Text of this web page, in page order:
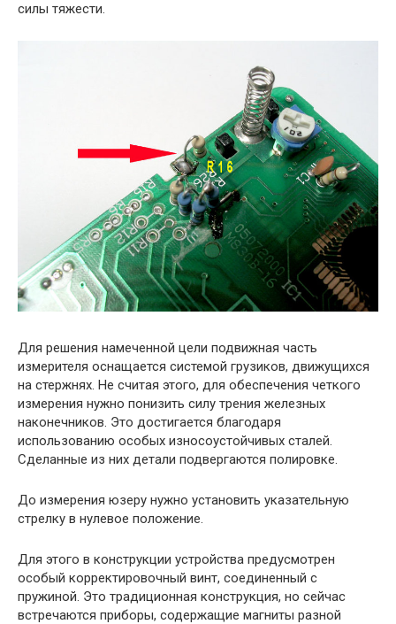
силы тяжести.
Для решения намеченной цели подвижная часть
измерителя оснащается системой грузиков, движущихся
на стержнях. Не считая этого, для обеспечения четкого
измерения нужно понизить силу трения железных
наконечников. Это достигается благодаря
использованию особых износоустойчивых сталей.
Сделанные из них детали подвергаются полировке.
До измерения юзеру нужно установить указательную
стрелку в нулевое положение.
Для этого в конструкции устройства предусмотрен
особый корректировочный винт, соединенный с
пружиной. Это традиционная конструкция, но сейчас
встречаются приборы, содержащие магниты разной